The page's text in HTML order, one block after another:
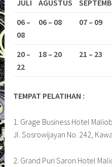
JULI AGUSTUS
06 –
08
06 – 08 07 – 09
20 –
22
18 – 20 21 – 23
TEMPAT PELATIHAN :
1. Grage Business Hotel
Jl. Sosrowijayan No. 242,
2. Grand Puri Saron Hotel